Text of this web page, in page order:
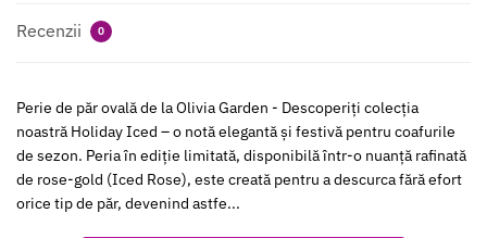
Recenzii 0
Perie de păr ovală de la Olivia Garden - Descoperiți colecția
noastră Holiday Iced – o notă elegantă și festivă pentru coafurile
de sezon. Peria în ediție limitată, disponibilă într-o nuanță rafinată
de rose-gold (Iced Rose), este creată pentru a descurca fără efort
orice tip de păr, devenind astfe...